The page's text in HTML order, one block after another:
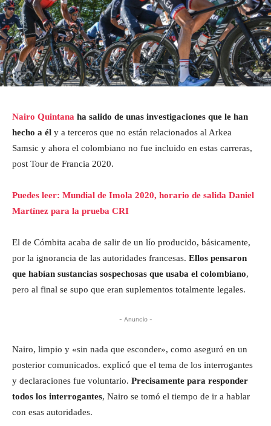
Nairo Quintana ha salido de unas investigaciones que le han
hecho a él y a terceros que no están relacionados al Arkea
Samsic y ahora el colombiano no fue incluido en estas carreras,
post Tour de Francia 2020.
Puedes leer: Mundial de Imola 2020, horario de salida Daniel
Martínez para la prueba CRI
El de Cómbita acaba de salir de un lío producido, básicamente,
por la ignorancia de las autoridades francesas. Ellos pensaron
que habían sustancias sospechosas que usaba el colombiano,
pero al final se supo que eran suplementos totalmente legales.
- Anuncio -
Nairo, limpio y «sin nada que esconder», como aseguró en un
posterior comunicados. explicó que el tema de los interrogantes
y declaraciones fue voluntario. Precisamente para responder
todos los interrogantes, Nairo se tomó el tiempo de ir a hablar
con esas autoridades.